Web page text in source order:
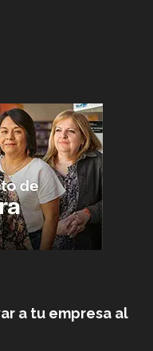
a tu empresa al